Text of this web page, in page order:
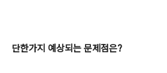
단한가지 예상되는 문제점은?